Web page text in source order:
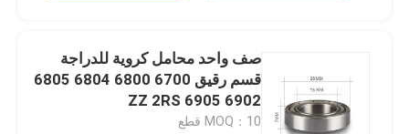
صف واحد محامل كروية للدراجة
قسم رقيق 6700 6800 6804 6805
6902 6905 ZZ 2RS
MOQ：10 قطع